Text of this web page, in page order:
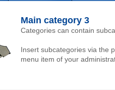
Main category 3
Categories can contain
Insert subcategories via the
menu item of your